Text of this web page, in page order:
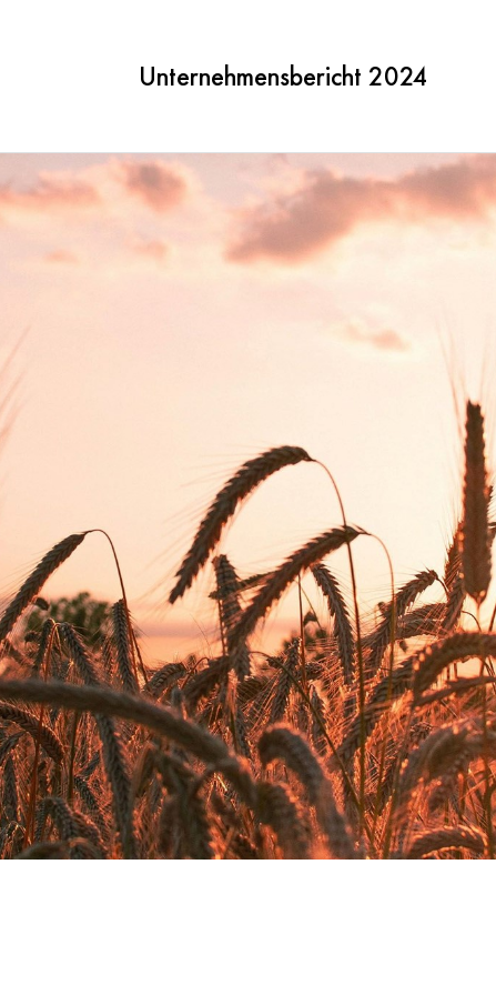
Unternehmensbericht 2024